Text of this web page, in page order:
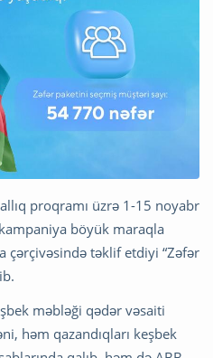
proqramı üzrə 1-15 noyabr
böyük maraqla
çərçivəsində təklif etdiyi “Zəfər
məbləği qədər vəsaiti
həm qazandıqları keşbek